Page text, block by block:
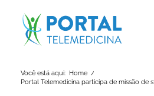
Você está aqui: Home /
Portal Telemedicina participa de missão de